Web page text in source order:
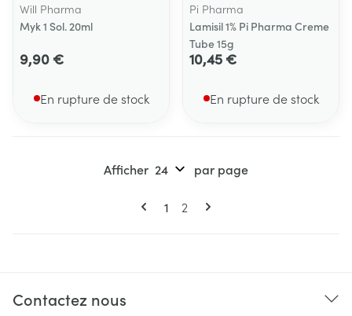
Will Pharma
Myk 1 Sol. 20ml
9,90 €
En rupture de stock
Pi Pharma
Lamisil 1% Pi Pharma Creme
Tube 15g
10,45 €
En rupture de stock
Pages
Vous lisez actuellement la page
1 Page
2
Afficher par page
Contactez nous